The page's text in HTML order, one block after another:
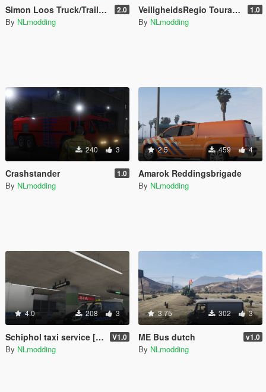
Simon Loos Truck/Trailer Paintjob pack 2.0
By NLmodding
VeiligheidsRegio Touran V1.0 [ELS] 1.0
By NLmodding
240 3
Crashstander 1.0
By NLmodding
2.5 459 4
Amarok Reddingsbrigade
By NLmodding
4.0 208 3
Schiphol taxi service [ADD-ON/Replace] V1.0
By NLmodding
3.75 302 3
ME Bus dutch v1.0
By NLmodding